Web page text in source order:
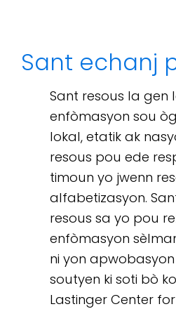
Sant echanj
Sant resous la gen
enfòmasyon sou
lokal, etatik ak
resous pou ede
timoun yo jwenn
alfabetizasyon.
resous sa yo pou
enfòmasyon
ni yon apwobasyon
soutyen ki soti bò
Lastinger Center